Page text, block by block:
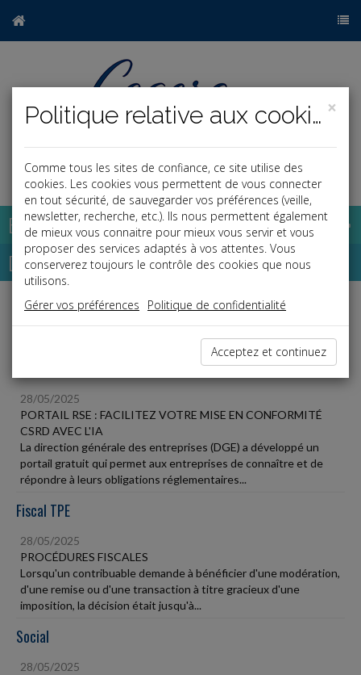
a
Base documentaire
Dépêches
Liste des dernières dépêches
28/05/2025
PORTAIL RSE : FACILITEZ VOTRE MISE EN CONFORMITÉ
CSRD AVEC L'IA
La direction générale des entreprises (DGE) a développé un
portail gratuit qui permet aux entreprises de connaître et de
répondre à leurs obligations réglementaires...
Fiscal TPE
28/05/2025
PROCÉDURES FISCALES
Lorsqu'un contribuable demande à bénéficier d'une modération,
d'une remise ou d'une transaction à titre gracieux d'une
imposition, la décision était jusqu'à...
Social
28/05/2025
×
Politique relative aux cookies
Comme tous les sites de confiance, ce site utilise des
cookies. Les cookies vous permettent de vous connecter
en tout sécurité, de sauvegarder vos préférences (veille,
newsletter, recherche, etc.). Ils nous permettent également
de mieux vous connaitre pour mieux vous servir et vous
proposer des services adaptés à vos attentes. Vous
conserverez toujours le contrôle des cookies que nous
utilisons.
Gérer vos préférences
Politique de confidentialité
Acceptez et continuez